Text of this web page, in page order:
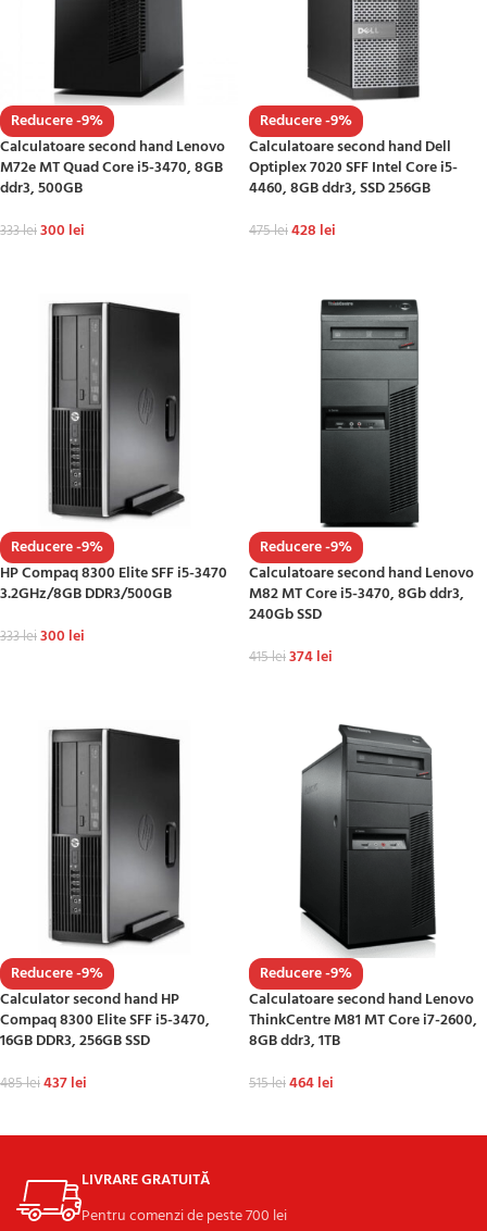
Reducere -9%
Calculatoare second hand Lenovo
M72e MT Quad Core i5-3470, 8GB
ddr3, 500GB
333lei300 lei
Reducere -9%
Calculatoare second hand Dell
Optiplex 7020 SFF Intel Core i5-
4460, 8GB ddr3, SSD 256GB
475lei428 lei
Reducere -9%
HP Compaq 8300 Elite SFF i5-3470
3.2GHz/8GB DDR3/500GB
333lei300 lei
Reducere -9%
Calculatoare second hand Lenovo
M82 MT Core i5-3470, 8Gb ddr3,
240Gb SSD
415lei374lei
Reducere -9%
Calculator second hand HP
Compaq 8300 Elite SFF i5-3470,
16GB DDR3, 256GB SSD
485lei437lei
Reducere -9%
Calculatoare second hand Lenovo
ThinkCentre M81 MT Core i7-2600,
8GB ddr3, 1TB
515lei464lei
LIVRARE GRATUITĂ
Pentru comenzi de peste 700 lei